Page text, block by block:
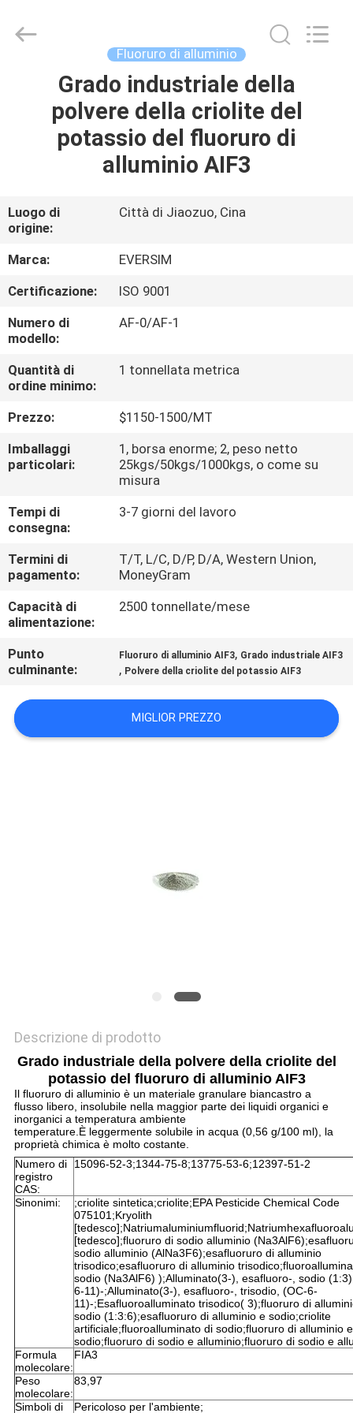
CASA.
PRODOTTI
SU
DI
NOI
VISITA
ALLA
FABBRICA
CONTROLLO
DELLA
NOTIZIE
CASI
CHIEDI UN
PREVENTIVO
Imp.&Exp.Co.,Ltd.
Fluoruro di alluminio
Grado industriale della
polvere della criolite del
potassio del fluoruro di
alluminio AIF3
Luogo di
origine:
Città di Jiaozuo, Cina
Marca:
EVERSIM
Certificazione:
ISO 9001
Numero di
modello:
AF-0/AF-1
Quantità di
ordine minimo:
1 tonnellata metrica
Prezzo:
$1150-1500/MT
Imballaggi
particolari:
1, borsa enorme; 2, peso netto
25kgs/50kgs/1000kgs, o come su
misura
Tempi di
consegna:
3-7 giorni del lavoro
Termini di
pagamento:
T/T, L/C, D/P, D/A, Western Union,
MoneyGram
Capacità di
alimentazione:
2500 tonnellate/mese
Punto
culminante:
Fluoruro di alluminio AIF3, Grado industriale AIF3
, Polvere della criolite del potassio AIF3
MIGLIOR PREZZO
Descrizione di prodotto
Grado industriale della polvere della criolite del
potassio del fluoruro di alluminio AIF3
Il fluoruro di alluminio è un materiale granulare biancastro a
flusso libero, insolubile nella maggior parte dei liquidi organici e
inorganici a temperatura ambiente
temperature.È leggermente solubile in acqua (0,56 g/100 ml), la
proprietà chimica è molto costante.
Numero di
registro
CAS:
15096-52-3;1344-75-8;13775-53-6;12397-51-2
Sinonimi:
;criolite sintetica;criolite;EPA Pesticide Chemical Code
075101;Kryolith
[tedesco];fluoruro di sodio alluminio
sodio alluminio (AlNa3F6);esafluoruro di alluminio
trisodico;esafluoruro di alluminio
sodio (Na3AlF6) );Alluminato(3-), esafluoro-, sodio
6-11)-;Alluminato(3-), esafluoro-, trisodio, (OC-6-
11)-;Esafluoroalluminato trisodico( 3);fluoruro di
sodio (1:3:6);esafluoruro di alluminio e sodio;criolite
artificiale;fluoroalluminato di sodio;fluoruro di alluminio e
sodio;fluoruro di sodio e alluminio;fluoruro di sodio e
Formula
molecolare:
FIA3
Peso
molecolare:
83,97
Simboli di Pericoloso per l'ambiente;